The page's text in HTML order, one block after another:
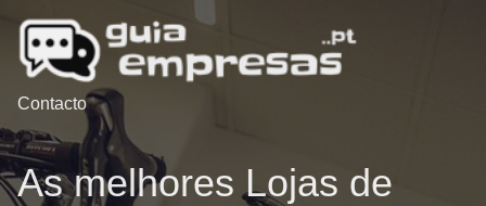
Contacto
As melhores Lojas de